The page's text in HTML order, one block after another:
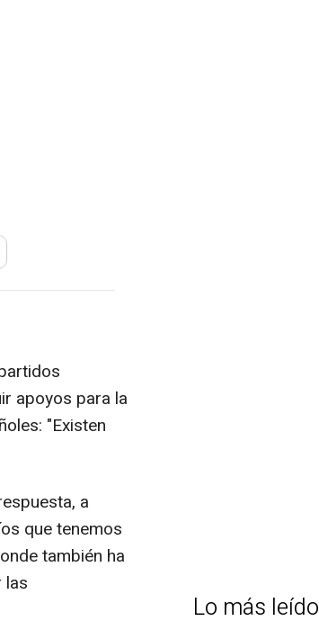
apoyos para la
"Existen
a
que tenemos
también ha
las
Lo más leído